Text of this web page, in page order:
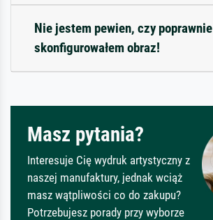
Nie jestem pewien, czy poprawnie
skonfigurowałem obraz!
Masz pytania?
Interesuje Cię wydruk artystyczny z
naszej manufaktury, jednak wciąż
masz wątpliwości co do zakupu?
Potrzebujesz porady przy wyborze